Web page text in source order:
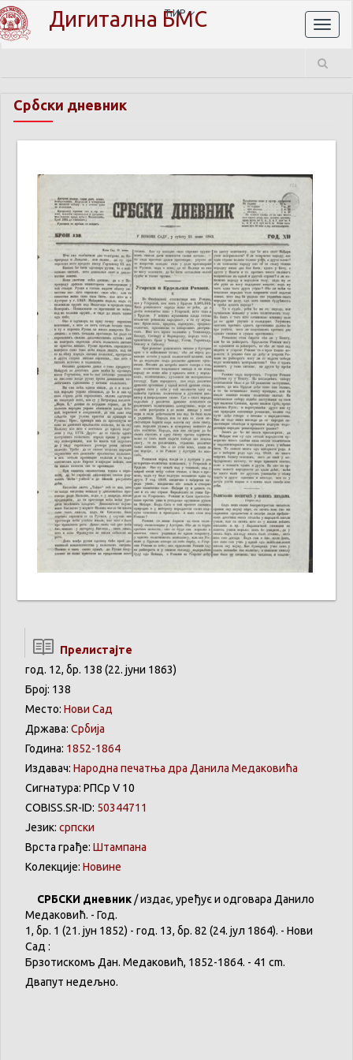
Дигитална БМС
ЋИР
Србски дневник
Прелистајте
год. 12, бр. 138 (22. јуни 1863)
Број: 138
Место: Нови Сад
Држава: Србија
Година: 1852-1864
Издавач: Народна печатња дра Данила Медаковића
Сигнатура: РПСр V 10
COBISS.SR-ID: 50344711
Језик: српски
Врста грађе: Штампана
Колекције: Новине
СРБСКИ дневник/издає, уређуєи одговара Данило
Медаковић. - Год.
1, бр. 1 (21. јун 1852) - год. 13, бр. 82 (24. јул 1864). - Нови
Сад :
Брзотискомъ Дан. Медаковић, 1852-1864. - 41 cm.
Двапут недељно.